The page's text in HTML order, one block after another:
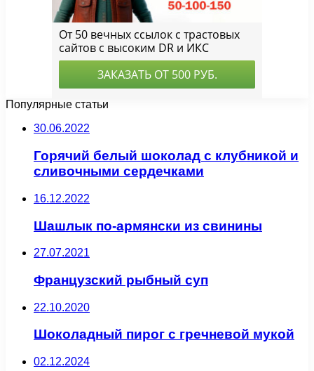
Популярные статьи
30.06.2022
Горячий белый шоколад с клубникой и
сливочными сердечками
16.12.2022
Шашлык по-армянски из свинины
27.07.2021
Французский рыбный суп
22.10.2020
Шоколадный пирог с гречневой мукой
02.12.2024